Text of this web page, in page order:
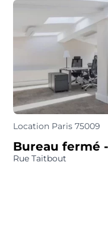
Location Paris 75009
Bureau fermé
Rue Taitbout